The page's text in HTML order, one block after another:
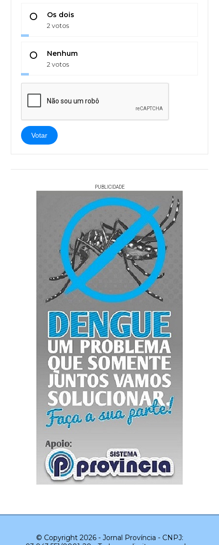
Os dois
2 votos
Nenhum
2 votos
Votar
PUBLICIDADE
© Copyright 2026 - Jornal Província - CNPJ: